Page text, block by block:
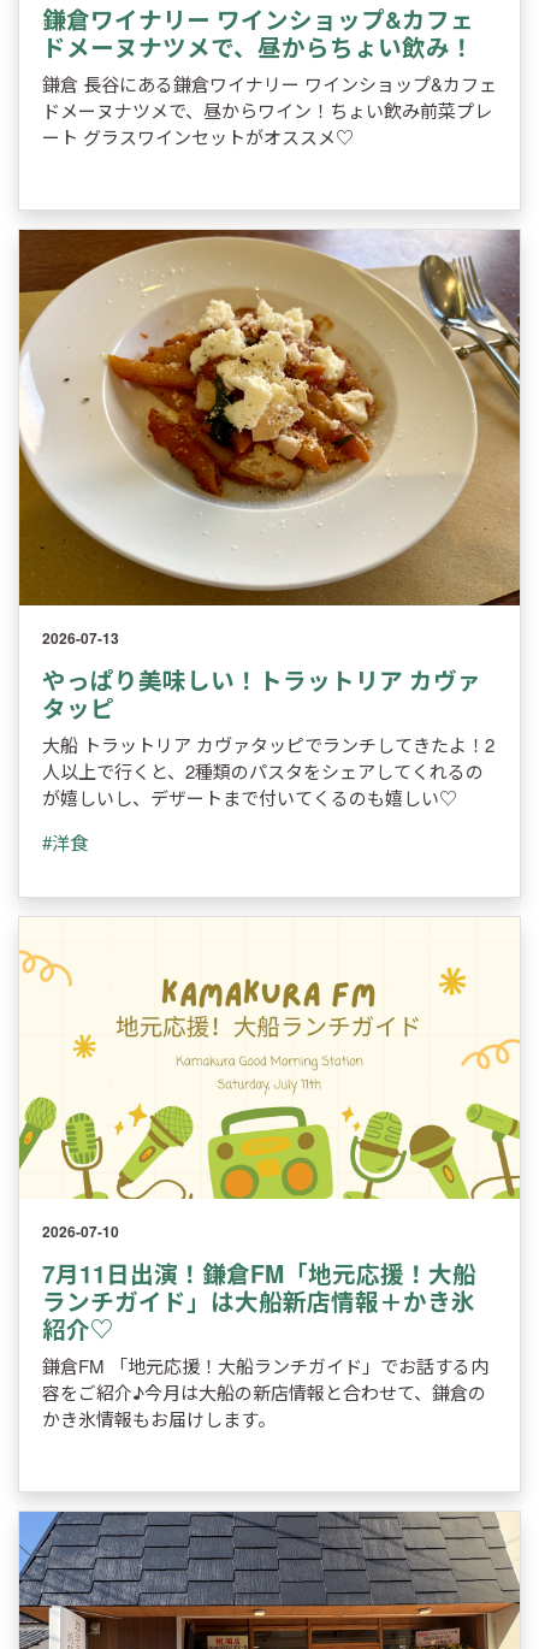
鎌倉ワイナリー ワインショップ&カフェ
ドメーヌナツメで、昼からちょい飲み！
鎌倉 長谷にある鎌倉ワイナリー ワインショップ&カフェ
ドメーヌナツメで、昼からワイン！ちょい飲み前菜プレ
ート グラスワインセットがオススメ♡
2026-07-13
やっぱり美味しい！トラットリア カヴァ
タッピ
大船 トラットリア カヴァタッピでランチしてきたよ！2
人以上で行くと、2種類のパスタをシェアしてくれるの
が嬉しいし、デザートまで付いてくるのも嬉しい♡
#洋食
2026-07-10
7月11日出演！鎌倉FM「地元応援！大船
ランチガイド」は大船新店情報＋かき氷
紹介♡
鎌倉FM 「地元応援！大船ランチガイド」でお話する内
容をご紹介♪今月は大船の新店情報と合わせて、鎌倉の
かき氷情報もお届けします。